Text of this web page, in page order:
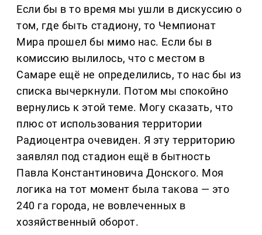
Если бы в то время мы ушли в дискуссию о
том, где быть стадиону, то Чемпионат
Мира прошел бы мимо нас. Если бы в
комиссию вылилось, что с местом в
Самаре ещё не определились, то нас бы из
списка вычеркнули. Потом мы спокойно
вернулись к этой теме. Могу сказать, что
плюс от использования территории
Радиоцентра очевиден. Я эту территорию
заявлял под стадион ещё в бытность
Павла Константиновича Донского. Моя
логика на тот момент была такова — это
240 га города, не вовлеченных в
хозяйственный оборот.